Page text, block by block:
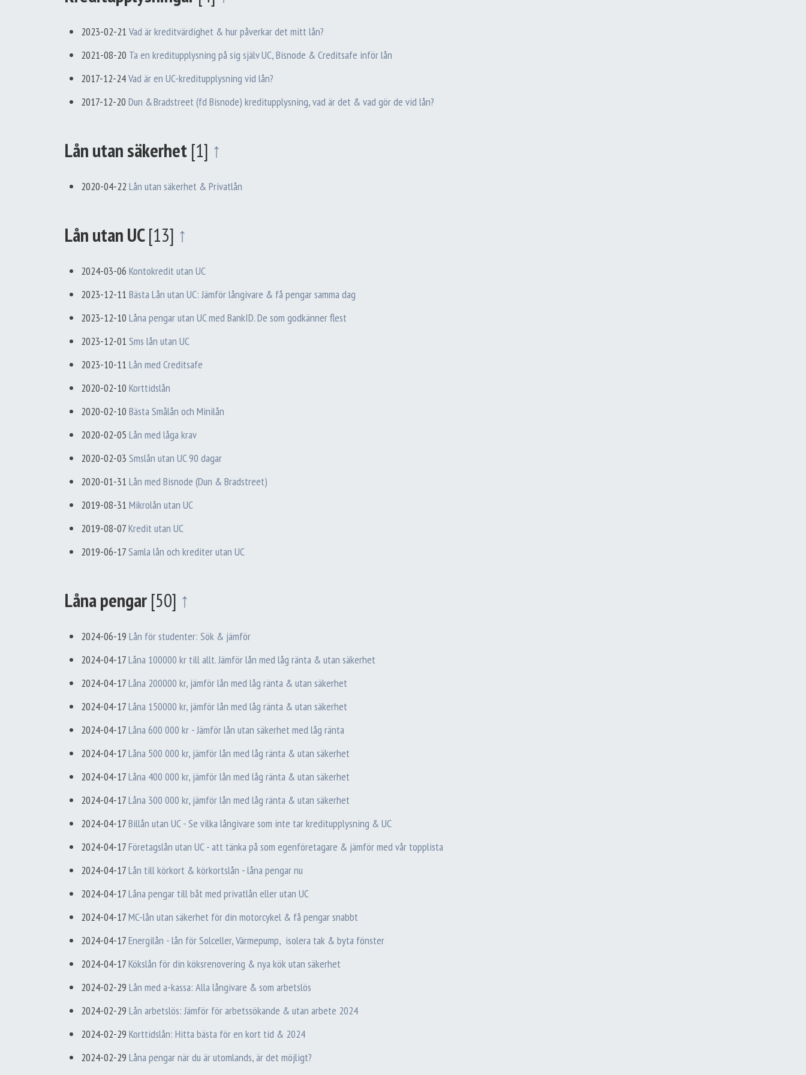
2023-02-21 Vad är kreditvärdighet & hur påverkar det mitt lån?
2021-08-20 Ta en kreditupplysning på sig själv UC, Bisnode & Creditsafe inför lån
2017-12-24Vad är en UC-kreditupplysning vid lån?
2017-12-20 Dun & Bradstreet (fd Bisnode) kreditupplysning, vad är det & vad gör de vid lån?
Lån utan säkerhet[1] ↑
2020-04-22 Lån utan säkerhet & Privatlån
Lån utan UC[13] ↑
2024-03-06 Kontokredit utan UC
2023-12-11 Bästa Lån utan UC: Jämför långivare & få pengar samma dag
2023-12-10 Låna pengar utan UC med BankID. De som godkänner flest
2023-12-01 Sms lån utan UC
2023-10-11 Lån med Creditsafe
2020-02-10 Korttidslån
2020-02-10 Bästa Smålån och Minilån
2020-02-05 Lån med låga krav
2020-02-03 Smslån utan UC 90 dagar
2020-01-31 Lån med Bisnode (Dun & Bradstreet)
2019-08-31 Mikrolån utan UC
2019-08-07Kredit utan UC
2019-06-17Samla lån och krediter utan UC
Låna pengar[50] ↑
2024-06-19 Lån för studenter: Sök & jämför
2024-04-17Låna 100000 kr till allt. Jämför lån med låg ränta & utan säkerhet
2024-04-17Låna 200000 kr, jämför lån med låg ränta & utan säkerhet
2024-04-17Låna 150000 kr, jämför lån med låg ränta & utan säkerhet
2024-04-17Låna 600 000 kr - Jämför lån utan säkerhet med låg ränta
2024-04-17Låna 500 000 kr, jämför lån med låg ränta & utan säkerhet
2024-04-17Låna 400 000 kr, jämför lån med låg ränta & utan säkerhet
2024-04-17Låna 300 000 kr, jämför lån med låg ränta & utan säkerhet
2024-04-17Billån utan UC - Se vilka långivare som inte tar kreditupplysning & UC
2024-04-17Företagslån utan UC - att tänka på som egenföretagare & jämför med vår topplista
2024-04-17Lån till körkort & körkortslån - låna pengar nu
2024-04-17Låna pengar till båt med privatlån eller utan UC
2024-04-17MC-lån utan säkerhet för din motorcykel & få pengar snabbt
2024-04-17Energilån - lån för Solceller, Värmepump, isolera tak & byta fönster
2024-04-17Kökslån för din köksrenovering & nya kök utan säkerhet
2024-02-29 Lån med a-kassa: Alla långivare & som arbetslös
2024-02-29 Lån arbetslös: Jämför för arbetssökande & utan arbete 2024
2024-02-29 Korttidslån: Hitta bästa för en kort tid & 2024
2024-02-29 Låna pengar när du är utomlands, är det möjligt?